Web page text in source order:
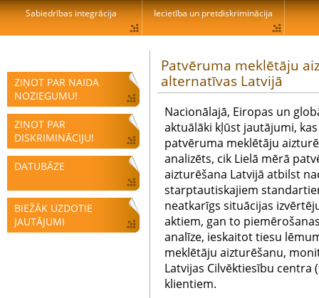
ZIŅOT PAR NAIDA
NOZIEGUMU!
ZIŅOT PAR
DISKRIMINĀCIJU!
DATUBĀZE
BIEŽĀK UZDOTIE
JAUTĀJUMI
Patvēruma meklētāju
alternatīvas Latvijā
Nacionālajā, Eiropas un
aktuālāki kļūst jautājumi,
patvēruma meklētāju
analizēts, cik Lielā mērā
aizturēšana Latvijā atbilst
starptautiskajiem
neatkarīgs situācijas
aktiem, gan to
analīze, ieskaitot tiesu
meklētāju aizturēšanu,
Latvijas Cilvēktiesību centra
klientiem.
Sabiedrības integrācija Iecietība un pretdiskriminācija